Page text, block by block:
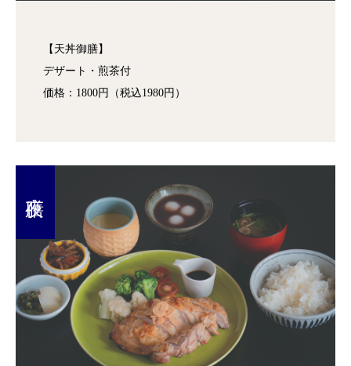
【天丼御膳】
デザート・煎茶付
価格：1800円（税込1980円）